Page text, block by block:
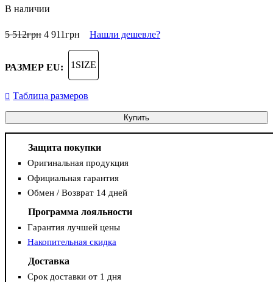
В наличии
5 512грн 4 911грн Нашли дешевле?
РАЗМЕР EU: 1SIZE
Таблица размеров
Купить
Защита покупки
Оригинальная продукция
Официальная гарантия
Обмен / Возврат 14 дней
Программа лояльности
Гарантия лучшей цены
Накопительная скидка
Доставка
Срок доставки от 1 дня